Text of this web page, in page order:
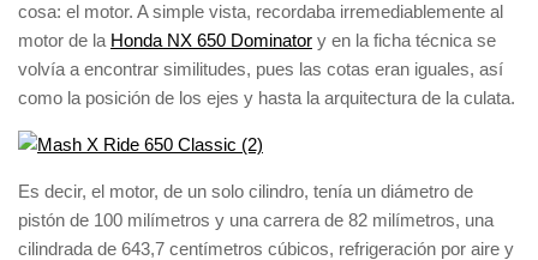
cosa: el motor. A simple vista, recordaba irremediablemente al
motor de la Honda NX 650 Dominator y en la ficha técnica se
volvía a encontrar similitudes, pues las cotas eran iguales, así
como la posición de los ejes y hasta la arquitectura de la culata.
Es decir, el motor, de un solo cilindro, tenía un diámetro de
pistón de 100 milímetros y una carrera de 82 milímetros, una
cilindrada de 643,7 centímetros cúbicos, refrigeración por aire y